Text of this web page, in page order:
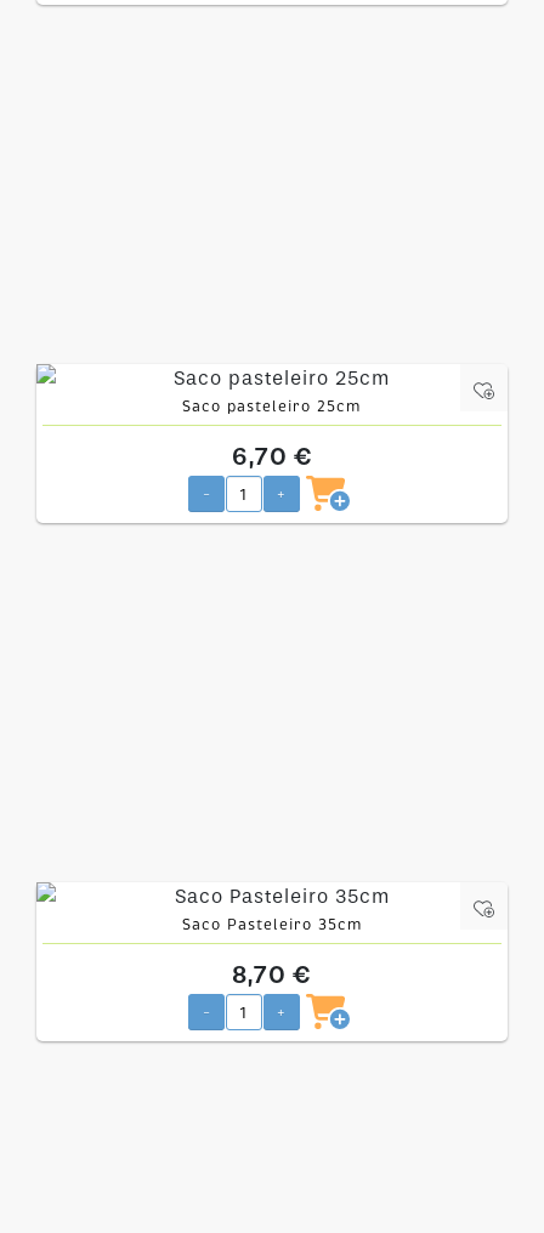
Saco pasteleiro 25cm
6,70 €
- +
Saco Pasteleiro 35cm
8,70 €
- +